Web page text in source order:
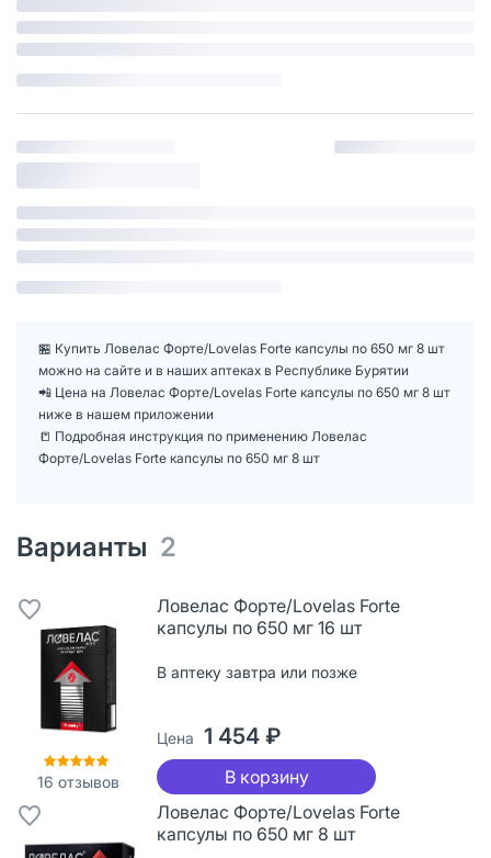
🏪 Купить Ловелас Форте/Lovelas Forte капсулы по 650 мг 8 шт
можно на сайте и в наших аптеках в Республике Бурятии
📲 Цена на Ловелас Форте/Lovelas Forte капсулы по 650 мг 8 шт
ниже в нашем приложении
📒 Подробная инструкция по применению Ловелас
Форте/Lovelas Forte капсулы по 650 мг 8 шт
Варианты 2
16 отзывов
Ловелас Форте/Lovelas Forte
капсулы по 650 мг 16 шт
В аптеку завтра или позже
Цена 1 454 ₽
В корзину
Ловелас Форте/Lovelas Forte
капсулы по 650 мг 8 шт